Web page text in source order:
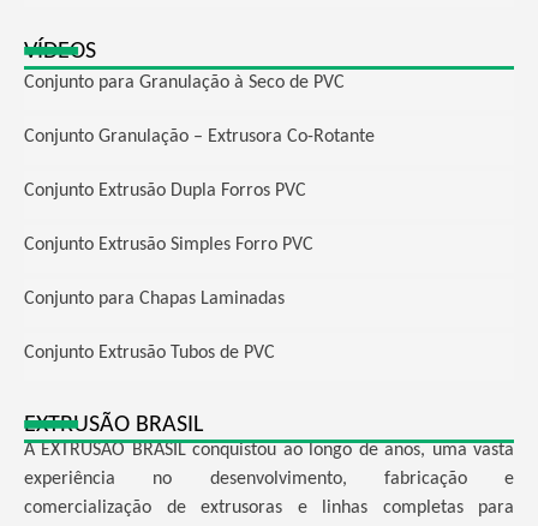
VÍDEOS
Conjunto para Granulação à Seco de PVC
Conjunto Granulação – Extrusora Co-Rotante
Conjunto Extrusão Dupla Forros PVC
Conjunto Extrusão Simples Forro PVC
Conjunto para Chapas Laminadas
Conjunto Extrusão Tubos de PVC
EXTRUSÃO BRASIL
A EXTRUSÃO BRASIL conquistou ao longo de anos, uma vasta
experiência no desenvolvimento, fabricação e
comercialização de extrusoras e linhas completas para